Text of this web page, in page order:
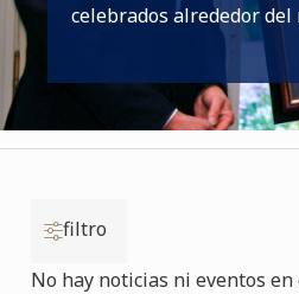
celebrados alrededor del
filtro
No hay noticias ni eventos en